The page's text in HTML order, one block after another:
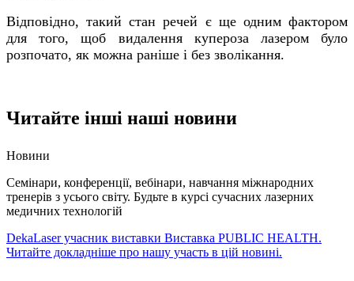
Відповідно, такий стан речей є ще одним фактором
для того, щоб видалення купероза лазером було
розпочато, як можна раніше і без зволікання.
Читайте інші наші новини
Новини
Семінари, конференції, вебінари, навчання міжнародних
тренерів з усього світу. Будьте в курсі сучасних лазерних
медичних технологій
DekaLaser учасник виставки Виставка PUBLIC HEALTH.
Читайте докладніше про нашу участь в цій новині.